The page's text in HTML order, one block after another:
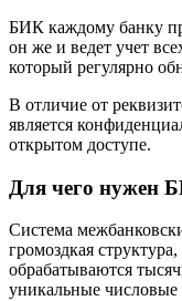
БИК каждому банку
он же и ведет учет
который регулярно
В отличие от
является
открытом доступе.
Для чего нужен
Система
громоздкая
обрабатываются
уникальные